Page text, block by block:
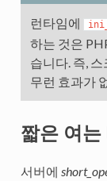
런타임에
하는 것은
습니다. 즉,
무런 효과가
짧은 여는
서버에